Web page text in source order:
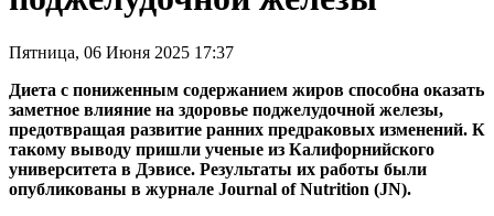
Пятница, 06 Июня 2025 17:37
Диета с пониженным содержанием жиров способна оказать
заметное влияние на здоровье поджелудочной железы,
предотвращая развитие ранних предраковых изменений. К
такому выводу пришли ученые из Калифорнийского
университета в Дэвисе. Результаты их работы были
опубликованы в журнале Journal of Nutrition (JN).